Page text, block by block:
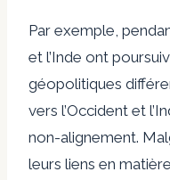
Par exemple,
et l’Inde ont
géopolitiques
vers l’Occident et
non-alignement.
leurs liens en